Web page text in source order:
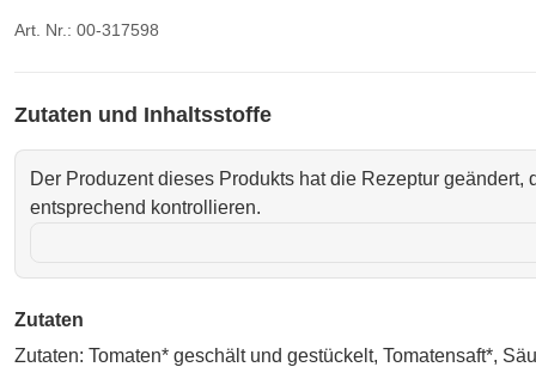
Art. Nr.: 00-317598
Zutaten und Inhaltsstoffe
Der Produzent dieses Produkts hat die Rezeptur
entsprechend kontrollieren.
Zutaten
Zutaten: Tomaten* geschält und gestückelt, Tomatensaft*,